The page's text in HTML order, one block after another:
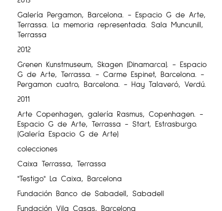
Galería Pergamon, Barcelona. - Espacio G de Arte,
Terrassa. La memoria representada. Sala Muncunill,
Terrassa
2012
Grenen Kunstmuseum, Skagen (Dinamarca). - Espacio
G de Arte, Terrassa. - Carme Espinet, Barcelona. -
Pergamon cuatro, Barcelona. - Hay Talaveró, Verdú.
2011
Arte Copenhagen, galería Rasmus, Copenhagen. -
Espacio G de Arte, Terrassa - Start, Estrasburgo.
(Galería Espacio G de Arte)
colecciones
Caixa Terrassa, Terrassa
"Testigo" La Caixa, Barcelona
Fundación Banco de Sabadell, Sabadell
Fundación Vila Casas, Barcelona